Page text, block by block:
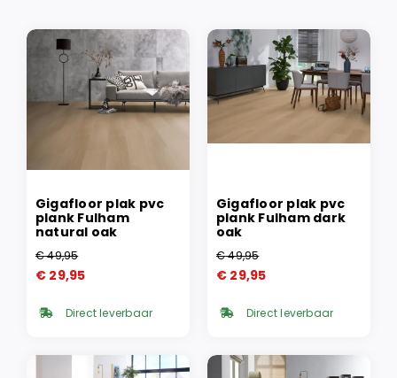
Gigafloor plak pvc
plank Fulham
natural oak
€49,95
Oorspronkelijke
was:
€ 29,95
Huidige
is: Direct leverbaar
Gigafloor plak pvc
plank Fulham dark
oak
€49,95
Oorspronkelijke
was:
€ 29,95
Huidige
is: Direct leverbaar